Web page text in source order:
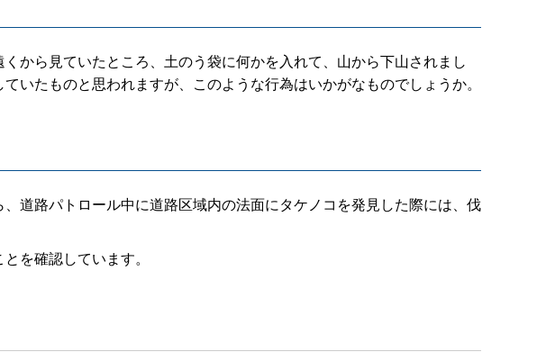
から見ていたところ、土のう袋に何かを入れて、山から下山されまし
たものと思われますが、このような行為はいかがなものでしょうか。
道路パトロール中に道路区域内の法面にタケノコを発見した際には、伐
を確認しています。